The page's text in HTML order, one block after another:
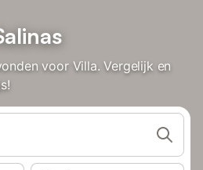
voor Villa. Vergelijk en